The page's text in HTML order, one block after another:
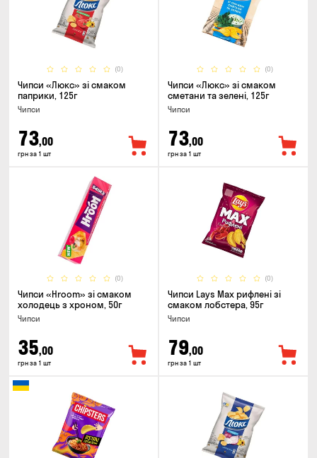
(0)
Чипси «Люкс» зі смаком
паприки, 125г
Чипси
73,00
грн за 1 шт
(0)
Чипси «Люкс» зі смаком
сметани та зелені, 125г
Чипси
73,00
грн за 1 шт
(0)
Чипси «Hroom» зі смаком
холодець з хроном, 50г
Чипси
35,00
грн за 1 шт
(0)
Чипси Lays Max рифлені зі
смаком лобстера, 95г
Чипси
79,00
грн за 1 шт